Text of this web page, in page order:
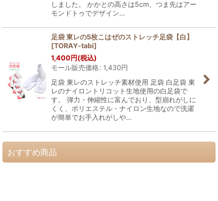
しました。 かかとの高さは5cm、つま先はアー
モンドトゥでデザイン…
足袋 東レの5枚こはぜのストレッチ足袋【白】
[TORAY-tabi]
1,400円(税込)
モール販売価格: 1,430円
足袋 東レのストレッチ素材使用 足袋 白足袋 東
レのナイロントリコット生地使用の白足袋で
す。 弾力・伸縮性に富んでおり、型崩れがしに
くく、ポリエステル・ナイロン生地なので洗濯
が簡単でお手入れがしや…
おすすめ商品